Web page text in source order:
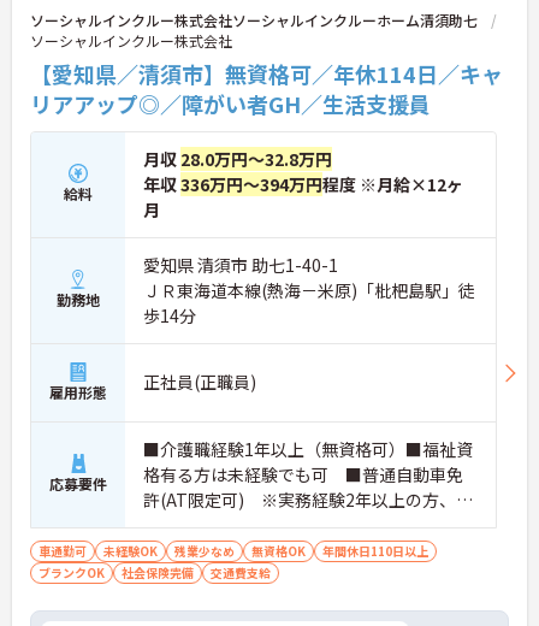
ソーシャルインクルー株式会社ソーシャルインクルーホーム清須助七
ソーシャルインクルー株式会社
【愛知県／清須市】無資格可／年休114日／キャ
リアアップ◎／障がい者GH／生活支援員
給料
月収 28.0万円～32.8万円
年収336万円～394万円程度 ※月給×12ヶ
月
勤務地
愛知県 清須市 助七1-40-1
ＪＲ東海道本線(熱海－米原)「枇杷島駅」徒
歩14分
雇用形態 正社員(正職員)
応募要件
■介護職経験1年以上（無資格可）■福祉資
格有る方は未経験でも可 ■普通自動車免
許(AT限定可) ※実務経験2年以上の方、障
がい者福祉に関する経験をお持ちの方大歓
迎
車通勤可 未経験OK 残業少なめ 無資格OK
年間休日110日以上
ブランクOK
社会保険完備 交通費支給